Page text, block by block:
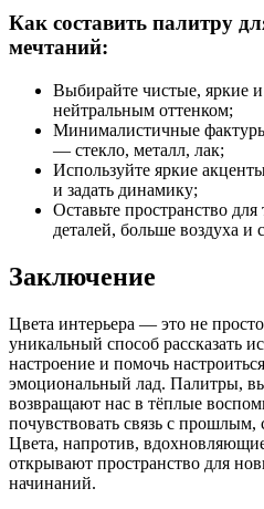
Как составить палитру
мечтаний:
Выбирайте чистые, яркие
нейтральным оттенком;
Минималистичные
— стекло, металл, лак;
Используйте яркие
и задать динамику;
Оставьте пространство
деталей, больше воздуха и
Заключение
Цвета интерьера — это не
уникальный способ рассказать
настроение и помочь
эмоциональный лад. Палитры,
возвращают нас в тёплые
почувствовать связь с
Цвета, напротив,
открывают пространство для
начинаний.